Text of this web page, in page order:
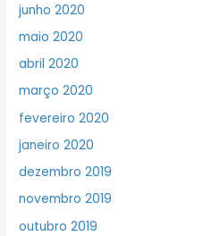
junho 2020
maio 2020
abril 2020
março 2020
fevereiro 2020
janeiro 2020
dezembro 2019
novembro 2019
outubro 2019